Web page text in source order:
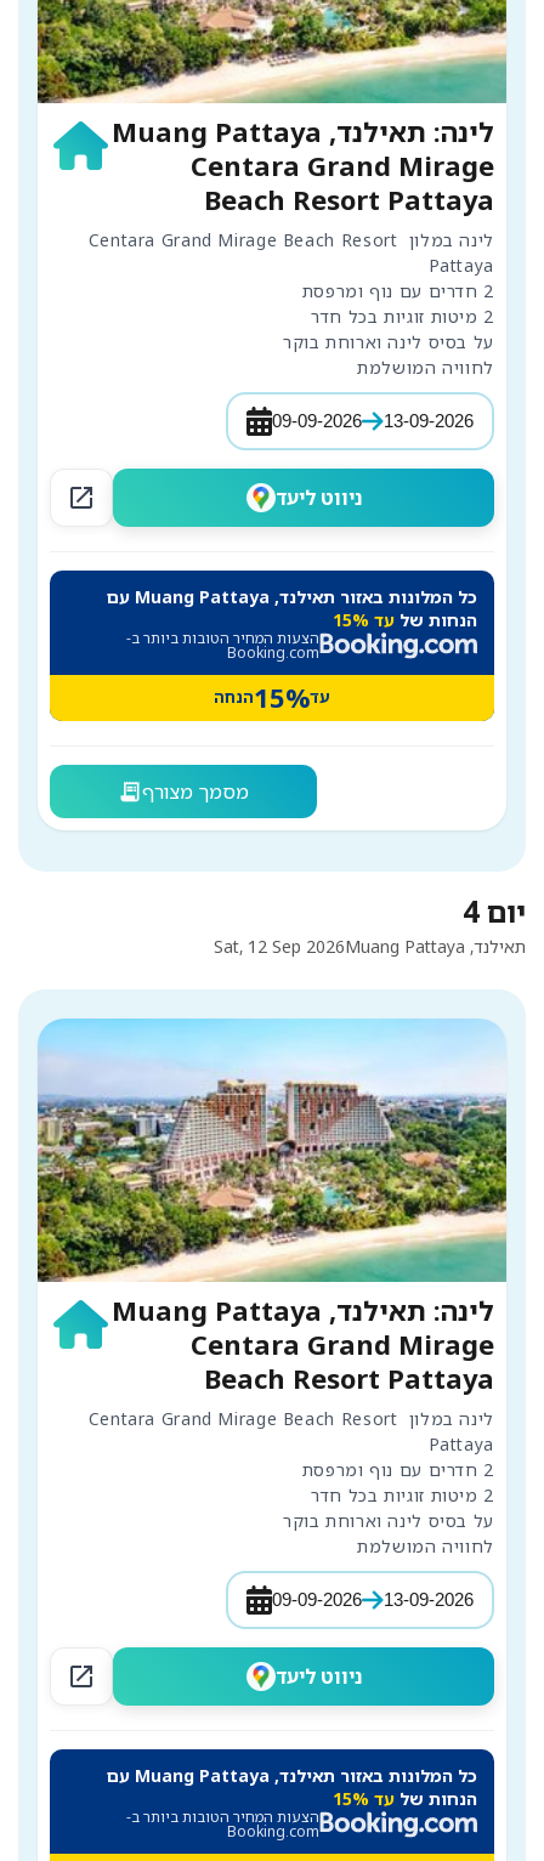
לינה: תאילנד, Muang Pattaya
Centara Grand Mirage
Beach Resort Pattaya
לינה במלון Centara Grand Mirage Beach Resort
2 מיטות זוגיות בכל חדר
לחוויה המושלמת
09-09-2026 13-09-2026
open_in_new ניווט ליעד
כל המלונות באזור תאילנד, Muang Pattaya עם
הנחות של עד 15%
הצעות המחיר הטובות ביותר ב-
Booking.com
עד15%הנחה
receipt_longמסמך מצורף
יום 4
Sat, 12 Sep 2026 תאילנד, Muang Pattaya
לינה: תאילנד, Muang Pattaya
Centara Grand Mirage
Beach Resort Pattaya
לינה במלון Centara Grand Mirage Beach Resort
2 מיטות זוגיות בכל חדר
לחוויה המושלמת
09-09-2026 13-09-2026
open_in_new ניווט ליעד
כל המלונות באזור תאילנד, Muang Pattaya עם
הנחות של עד 15%
הצעות המחיר הטובות ביותר ב-
Booking.com